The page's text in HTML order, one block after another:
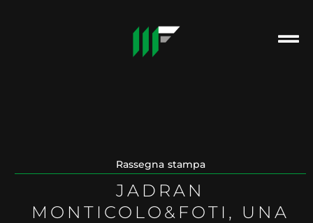
Rassegna stampa
JADRAN
MONTICOLO&FOTI, UNA